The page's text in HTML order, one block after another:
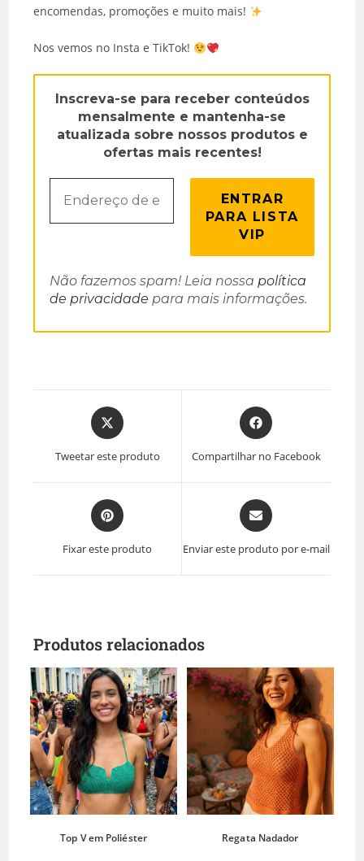
encomendas, promoções e muito mais!
Nos vemos no Insta e TikTok!
Inscreva-se para receber conteúdos
mensalmente e mantenha-se
atualizada sobre nossos produtos e
ofertas mais recentes!
Não fazemos spam! Leia nossapolítica
de privacidade para mais informações.
Tweetar este produto Compartilhar no Facebook
Fixar este produto Enviar este produto por e-mail
Produtos relacionados
Top V em Poliéster Regata Nadador